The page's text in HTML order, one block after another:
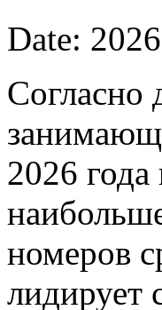
Date:
Согласно
2026
номеров
лидирует